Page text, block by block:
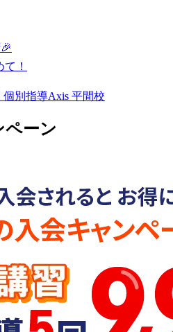
！
個別指導Axis 平間校
ペーン